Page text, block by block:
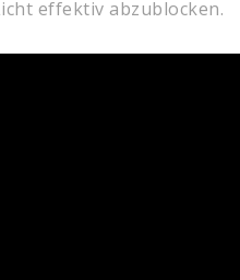
effektiv abzublocken.